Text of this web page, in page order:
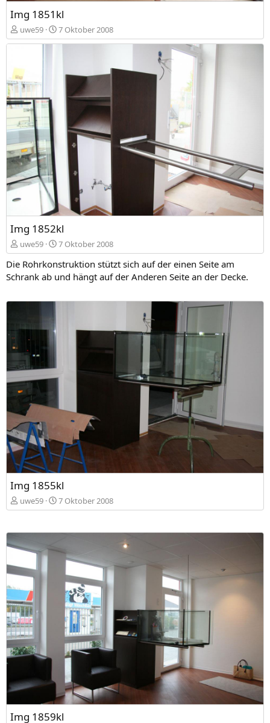
Img 1851kl
uwe59 7 Oktober 2008
Img 1852kl
uwe59 7 Oktober 2008
Die Rohrkonstruktion stützt sich auf der einen Seite am
Schrank ab und hängt auf der Anderen Seite an der Decke.
Img 1855kl
uwe59 7 Oktober 2008
Img 1859kl